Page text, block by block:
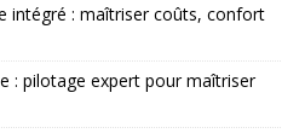
intégré : maîtriser coûts, confort
: pilotage expert pour maîtriser